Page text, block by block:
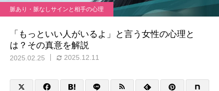
脈あり・脈なしサインと相手の心理
「もっといい人がいるよ」と言う女性の心理と
は？その真意を解説
2025.02.25 2025.12.11